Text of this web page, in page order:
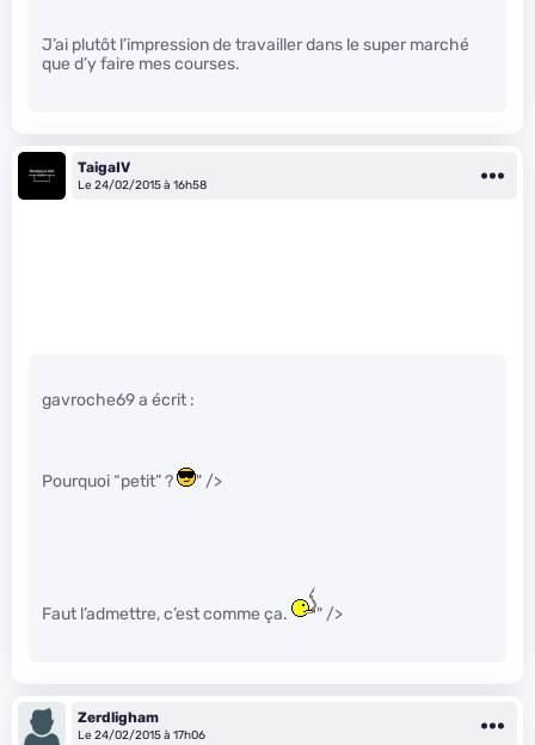
J’ai plutôt l’impression de travailler dans le super marché
que d’y faire mes courses.
TaigaIV
Le 24/02/2015 à 16h58
gavroche69 a écrit :
Pourquoi “petit” ? " />
Faut l’admettre, c’est comme ça. " />
Zerdligham
Le 24/02/2015 à 17h06